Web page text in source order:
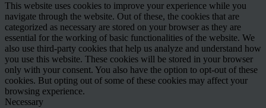
This website uses cookies to improve your experience while you
navigate through the website. Out of these, the cookies that are
categorized as necessary are stored on your browser as they are
essential for the working of basic functionalities of the website. We
also use third-party cookies that help us analyze and understand how
you use this website. These cookies will be stored in your browser
only with your consent. You also have the option to opt-out of these
cookies. But opting out of some of these cookies may affect your
browsing experience.
Necessary